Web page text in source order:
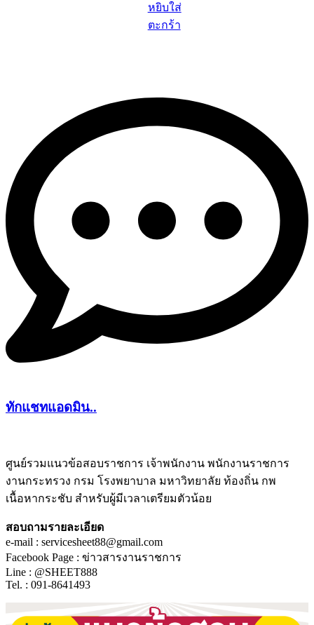
หยิบใส่
ตะกร้า
ทักแชทแอดมิน..
ศูนย์รวมแนวข้อสอบราชการ เจ้าพนักงาน พนักงานราชการ
งานกระทรวง กรม โรงพยาบาล มหาวิทยาลัย ท้องถิ่น กพ
เนื้อหากระชับ สำหรับผู้มีเวลาเตรียมตัวน้อย
สอบถามรายละเอียด
e-mail : servicesheet88@gmail.com
Facebook Page : ข่าวสารงานราชการ
Line : @SHEET888
Tel. : 091-8641493